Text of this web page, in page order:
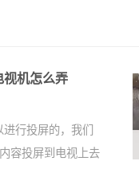
解决呢？下面就给
视机怎么弄
行投屏的，我们
容投屏到电视上去